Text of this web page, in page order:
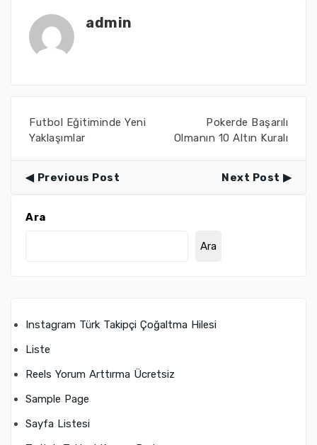
admin
Futbol Eğitiminde Yeni
Yaklaşımlar
Pokerde Başarılı
Olmanın 10 Altın Kuralı
Previous Post Next Post
Ara
Ara
Instagram Türk Takipçi Çoğaltma Hilesi
Liste
Reels Yorum Arttırma Ücretsiz
Sample Page
Sayfa Listesi